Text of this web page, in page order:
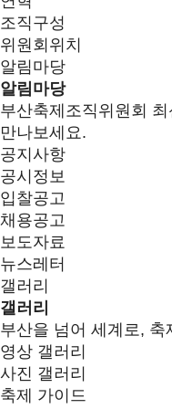
조직구성
위원회위치
알림마당
알림마당
부산축제조직위원회
만나보세요.
공지사항
공시정보
입찰공고
채용공고
보도자료
뉴스레터
갤러리
갤러리
부산을 넘어 세계로,
영상 갤러리
사진 갤러리
축제 가이드